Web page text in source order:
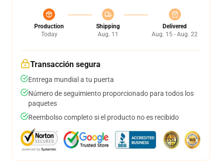
Production
Today
Shipping
Aug. 11
Delivered
Aug. 15 - Aug. 22
Transacción segura
Entrega mundial a tu puerta
Número de seguimiento proporcionado para todos los
paquetes
Reembolso completo si el producto no es recibido